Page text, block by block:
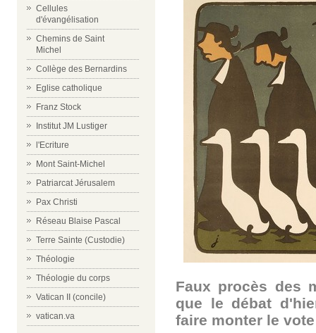
Cellules
d'évangélisation
Chemins de Saint
Michel
Collège des Bernardins
Eglise catholique
Franz Stock
Institut JM Lustiger
l'Ecriture
Mont Saint-Michel
Patriarcat Jérusalem
Pax Christi
Réseau Blaise Pascal
Terre Sainte (Custodie)
Théologie
Théologie du corps
Vatican II (concile)
vatican.va
Faux procès des
que le débat
faire monter le